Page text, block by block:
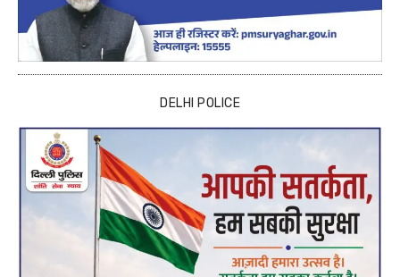
DELHI POLICE